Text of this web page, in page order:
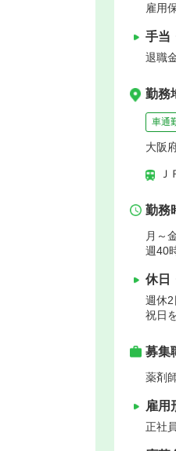
雇用
手当
退職
勤務
車通
大阪
勤務
月～
週40
休日
週休
祝日
募集
薬剤
雇用
正社員